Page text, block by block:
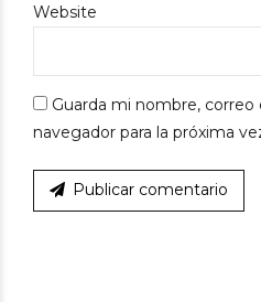
Website
Guarda mi nombre,
navegador para la próxima
Publicar comentario